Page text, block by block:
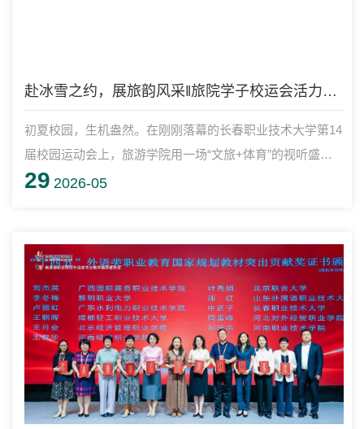
赴冰雪之约，展旅韵风采‖旅院学子校运会活力MAX!
初夏校园，生机盎然。在刚刚落幕的长春职业技术大学第14
届校园运动会上，旅游学院用一场“文旅+体育”的视听盛
宴，惊艳全场。
29 2026-05